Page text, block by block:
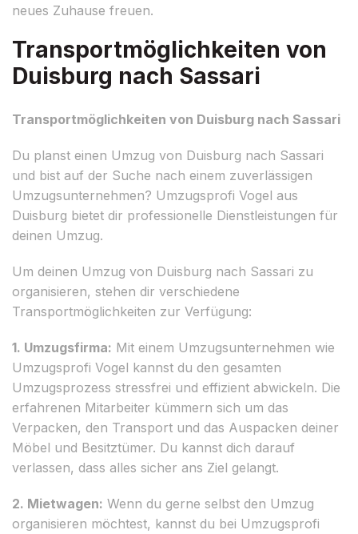
neues Zuhause freuen.
Transportmöglichkeiten von
Duisburg nach Sassari
Transportmöglichkeiten von Duisburg nach Sassari
Du planst einen Umzug von Duisburg nach Sassari
und bist auf der Suche nach einem zuverlässigen
Umzugsunternehmen? Umzugsprofi Vogel aus
Duisburg bietet dir professionelle Dienstleistungen für
deinen Umzug.
Um deinen Umzug von Duisburg nach Sassari zu
organisieren, stehen dir verschiedene
Transportmöglichkeiten zur Verfügung:
1. Umzugsfirma: Mit einem Umzugsunternehmen wie
Umzugsprofi Vogel kannst du den gesamten
Umzugsprozess stressfrei und effizient abwickeln. Die
erfahrenen Mitarbeiter kümmern sich um das
Verpacken, den Transport und das Auspacken deiner
Möbel und Besitztümer. Du kannst dich darauf
verlassen, dass alles sicher ans Ziel gelangt.
2. Mietwagen: Wenn du gerne selbst den Umzug
organisieren möchtest, kannst du bei Umzugsprofi